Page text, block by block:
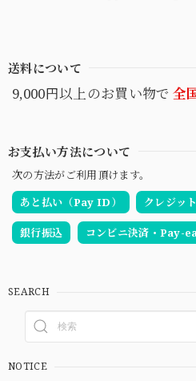
送料について
9,000円以上のお買い物で 全
お支払い方法について
次の方法がご利用頂けます。
あと払い（Pay ID）
クレジッ
銀行振込 コンビニ決済・Pay-
SEARCH
NOTICE